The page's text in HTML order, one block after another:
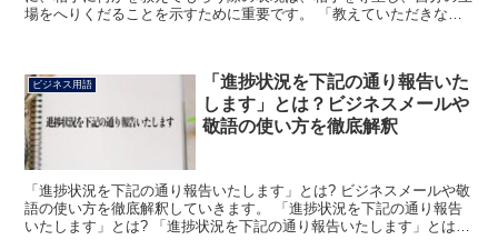
場をへりくだることを示すために重要です。 「教えていただきなが
ビジネス用語
「進捗状況を下記の通り報告いた
します」とは？ビジネスメールや
敬語の使い方を徹底解釈
「進捗状況を下記の通り報告いたします」とは? ビジネスメールや敬
語の使い方を徹底解釈していきます。 「進捗状況を下記の通り報告
いたします」とは? 「進捗状況を下記の通り報告いたします」とは、